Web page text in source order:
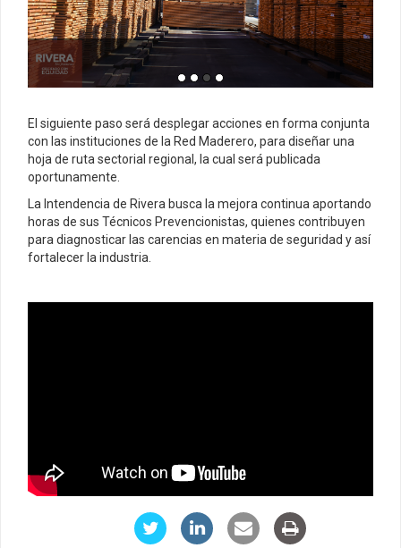
El siguiente paso será desplegar acciones en forma conjunta
con las instituciones de la Red Maderero, para diseñar una
hoja de ruta sectorial regional, la cual será publicada
oportunamente.
La Intendencia de Rivera busca la mejora continua aportando
horas de sus Técnicos Prevencionistas, quienes contribuyen
para diagnosticar las carencias en materia de seguridad y así
fortalecer la industria.